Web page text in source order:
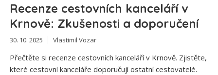
Recenze cestovních kanceláří v
Krnově: Zkušenosti a doporučení
30. 10. 2025 Vlastimil Vozar
Přečtěte si recenze cestovních kanceláří v Krnově. Zjistěte,
které cestovní kanceláře doporučují ostatní cestovatelé.